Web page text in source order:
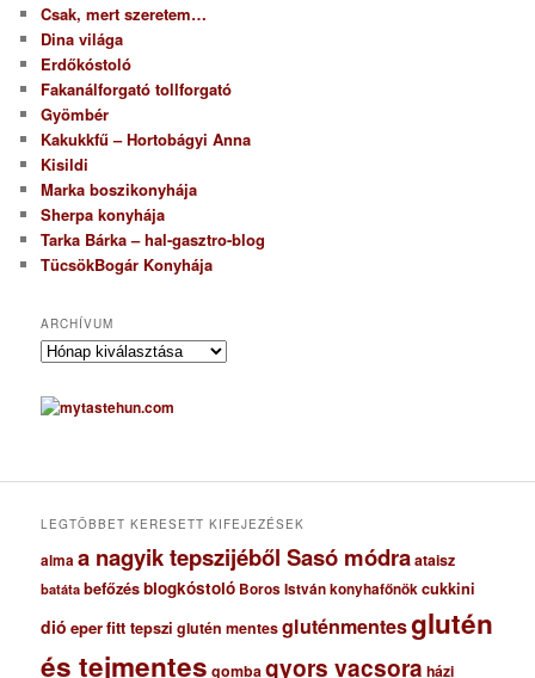
Csak, mert szeretem…
Dina világa
Erdőkóstoló
Fakanálforgató tollforgató
Gyömbér
Kakukkfű – Hortobágyi Anna
Kisildi
Marka boszikonyhája
Sherpa konyhája
Tarka Bárka – hal-gasztro-blog
TücsökBogár Konyhája
ARCHÍVUM
A
c
h
u
LEGTÖBBET KERESETT KIFEJEZÉSEK
almaa nagyik tepszijéből Sasó módraataisz
batáta befőzésblogkóstoló Boros István konyhafőnökcukkini
dió eperfitt tepszi glutén mentesgluténmentesglutén
és tejmentes gombagyors vacsora házi